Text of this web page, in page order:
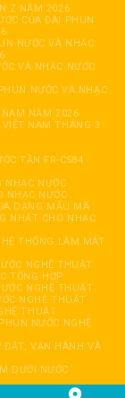
Z NĂM 2026
CỦA ĐÀI PHUN
NƯỚC VÀ NHẠC
VÀ NHẠC NƯỚC
NƯỚC VÀ NHẠC
NAM NĂM 2026
NAM THÁNG 3
TẦN FR-CS84
NHẠC NƯỚC
NHẠC NƯỚC
DẠNG MẪU MÃ
NHẤT CHO NHẠC
THỐNG LÀM MÁT
NGHỆ THUẬT
TỔNG HỢP
NGHỆ THUẬT
NGHỆ THUẬT
THUẬT
NƯỚC NGHỆ
ĐẶT, VẬN HÀNH VÀ
DƯỚI NƯỚC
TRÍ HẢI ĐĂNG. All